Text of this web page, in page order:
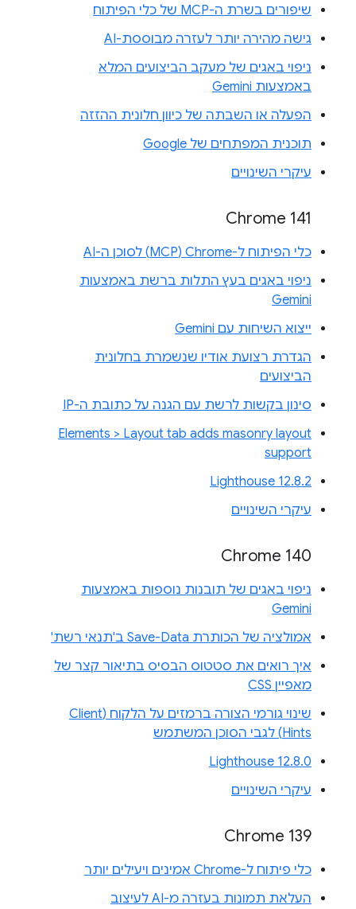
שיפורים בשרת ה-MCP של כלי הפיתוח
גישה מהירה יותר לעזרה מבוססת-AI
ניפוי באגים של מעקב הביצועים המלא
באמצעות Gemini
הפעלה או השבתה של כיוון חלונית ההזזה
תוכנית המפתחים של Google
עיקרי השינויים
Chrome 141
כלי הפיתוח ל-Chrome‏ (MCP) לסוכן ה-AI
ניפוי באגים בעץ התלות ברשת באמצעות
Gemini
ייצוא השיחות עם Gemini
הגדרת רצועת אודיו שנשמרת בחלונית
הביצועים
סינון בקשות לרשת עם הגנה על כתובת ה-IP
Elements > Layout tab adds masonry layout
support
Lighthouse 12.8.2
עיקרי השינויים
Chrome 140
ניפוי באגים של תובנות נוספות באמצעות
Gemini
אמולציה של הכותרת Save-Data ב'תנאי רשת'
איך רואים את סטטוס הבסיס בתיאור קצר של
מאפיין CSS
שינוי גורמי הצורה ברמזים על הלקוח (Client
Hints) לגבי הסוכן המשתמש
Lighthouse 12.8.0
עיקרי השינויים
Chrome 139
כלי פיתוח ל-Chrome אמינים ויעילים יותר
העלאת תמונות בעזרה מ-AI לעיצוב